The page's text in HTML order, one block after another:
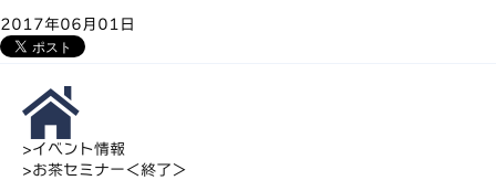
2017年06月01日
>イベント情報
>お茶セミナー＜終了＞